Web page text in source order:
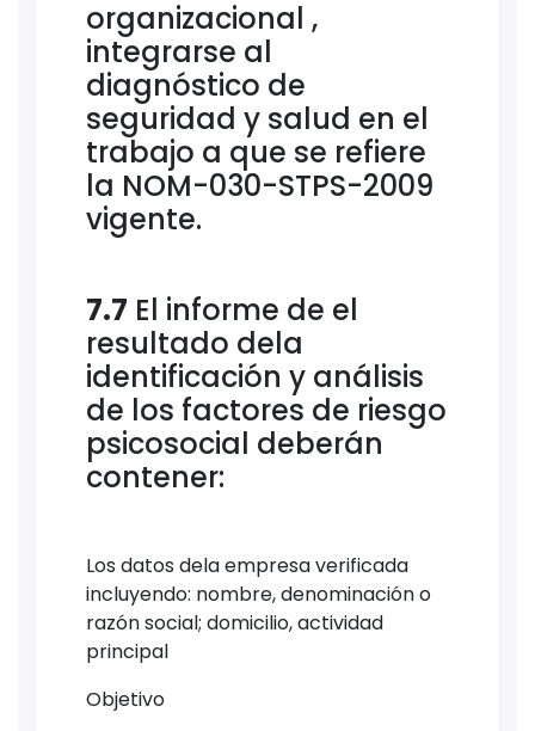
organizacional ,
integrarse al
diagnóstico de
seguridad y salud en el
trabajo a que se refiere
la NOM-030-STPS-2009
vigente.
7.7 El informe de el
resultado dela
identificación y análisis
de los factores de riesgo
psicosocial deberán
contener:
Los datos dela empresa verificada
incluyendo: nombre, denominación o
razón social; domicilio, actividad
principal
Objetivo